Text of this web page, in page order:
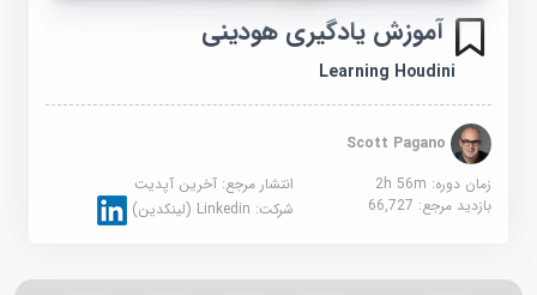
آموزش یادگیری هودینی
Learning Houdini
Scott Pagano
زمان دوره: 2h 56m
انتشار مرجع:آخرین آپدیت
بازدید مرجع:66,727 شرکت:Linkedin (لینکدین)